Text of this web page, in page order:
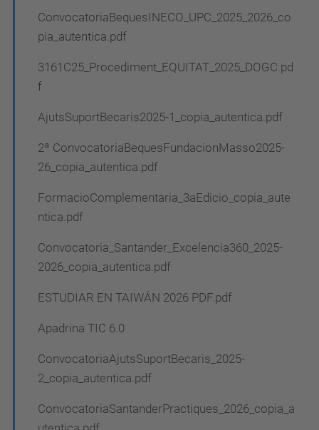
ConvocatoriaBequesINECO_UPC_2025_2026_co
pia_autentica.pdf
3161C25_Procediment_EQUITAT_2025_DOGC.pd
f
AjutsSuportBecaris2025-1_copia_autentica.pdf
2ª ConvocatoriaBequesFundacionMasso2025-
26_copia_autentica.pdf
FormacioComplementaria_3aEdicio_copia_aute
ntica.pdf
Convocatoria_Santander_Excelencia360_2025-
2026_copia_autentica.pdf
ESTUDIAR EN TAIWÁN 2026 PDF.pdf
Apadrina TIC 6.0
ConvocatoriaAjutsSuportBecaris_2025-
2_copia_autentica.pdf
ConvocatoriaSantanderPractiques_2026_copia_a